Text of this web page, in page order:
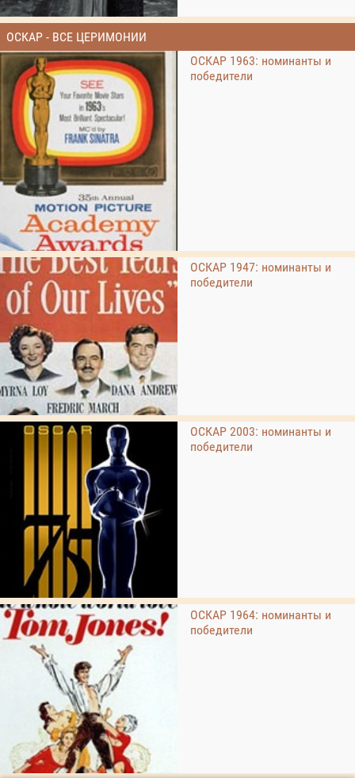
ОСКАР - ВСЕ ЦЕРИМОНИИ
ОСКАР 1963: номинанты и
победители
ОСКАР 1947: номинанты и
победители
ОСКАР 2003: номинанты и
победители
ОСКАР 1964: номинанты и
победители